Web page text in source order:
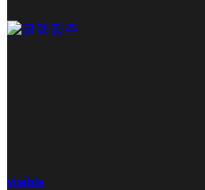
visible